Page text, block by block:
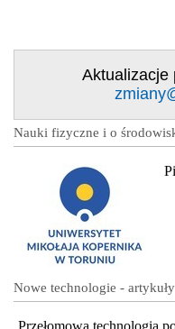
Aktualizacje
Nauki fizyczne i o
Nowe technologie - artykuły
Przełomowa technologia